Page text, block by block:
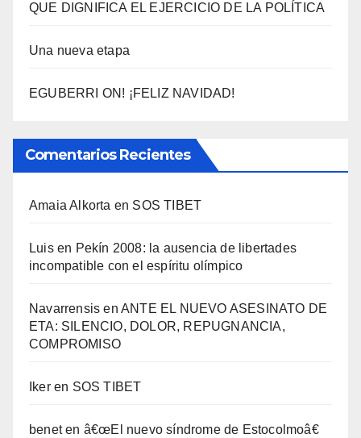
QUE DIGNIFICA EL EJERCICIO DE LA POLÍTICA
Una nueva etapa
EGUBERRI ON! ¡FELIZ NAVIDAD!
Comentarios Recientes
Amaia Alkorta en SOS TIBET
Luisen Pekí­n 2008: la ausencia de libertades
incompatible con el espí­ritu olí­mpico
Navarrensis enANTE EL NUEVO ASESINATO DE
ETA: SILENCIO, DOLOR, REPUGNANCIA,
COMPROMISO
Ikeren SOS TIBET
beneten â€œEl nuevo sí­ndrome de Estocolmoâ€